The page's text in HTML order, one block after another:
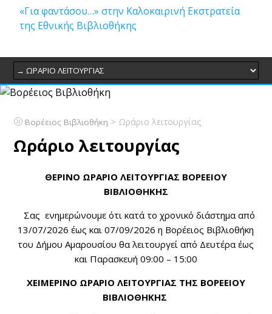
«Για φαντάσου…» στην Καλοκαιρινή Εκστρατεία
της Εθνικής Βιβλιοθήκης
Βορέειος Βιβλιοθήκη > Ωράριο λειτουργίας
Ωράριο λειτουργίας
ΘΕΡΙΝΟ ΩΡΑΡΙΟ ΛΕΙΤΟΥΡΓΙΑΣ ΒΟΡΕΕΙΟΥ
ΒΙΒΛΙΟΘΗΚΗΣ
Σας ενημερώνουμε ότι κατά το χρονικό διάστημα από
13/07/2026 έως και 07/09/2026 η Βορέειος Βιβλιοθήκη
του Δήμου Αμαρουσίου θα λειτουργεί από Δευτέρα έως
και Παρασκευή 09:00 – 15:00
ΧΕΙΜΕΡΙΝΟ ΩΡΑΡΙΟ ΛΕΙΤΟΥΡΓΙΑΣ ΤΗΣ ΒΟΡΕΕΙΟΥ
ΒΙΒΛΙΟΘΗΚΗΣ